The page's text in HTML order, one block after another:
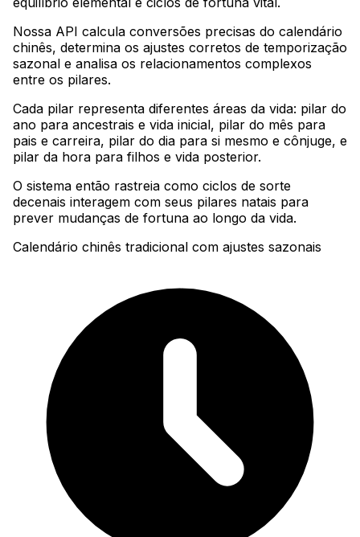
Nossa API calcula conversões precisas do calendário
chinês, determina os ajustes corretos de temporização
sazonal e analisa os relacionamentos complexos
entre os pilares.
Cada pilar representa diferentes áreas da vida: pilar do
ano para ancestrais e vida inicial, pilar do mês para
pais e carreira, pilar do dia para si mesmo e cônjuge, e
pilar da hora para filhos e vida posterior.
O sistema então rastreia como ciclos de sorte
decenais interagem com seus pilares natais para
prever mudanças de fortuna ao longo da vida.
Calendário chinês tradicional com ajustes sazonais